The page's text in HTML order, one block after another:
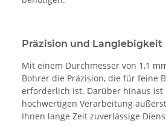
Präzision und Langlebigkeit
Mit einem Durchmesser von 1,1
Bohrer die Präzision, die für feine
erforderlich ist. Darüber hinaus
hochwertigen Verarbeitung
Ihnen lange Zeit zuverlässige